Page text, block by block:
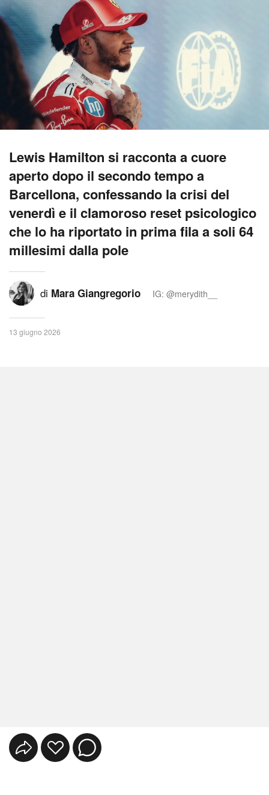
Lewis Hamilton si racconta a cuore
aperto dopo il secondo tempo a
Barcellona, confessando la crisi del
venerdì e il clamoroso reset psicologico
che lo ha riportato in prima fila a soli 64
millesimi dalla pole
di Mara Giangregorio IG: @merydith__
13 giugno 2026